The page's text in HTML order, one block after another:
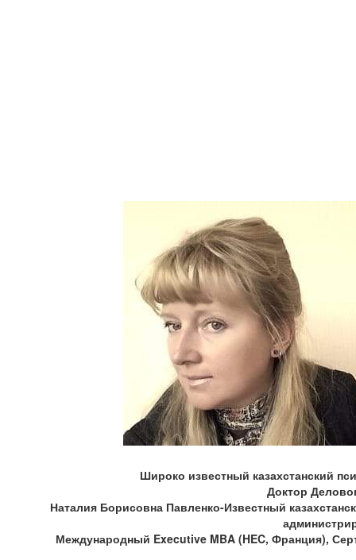
Широко известный казахстанский
Доктор
Наталия Борисовна Павленко-Известный
Международный Executive MBA (HEC, Франция),